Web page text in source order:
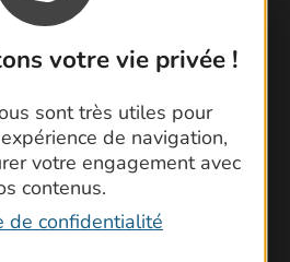
votre vie privée !
sont très utiles pour
de navigation,
votre engagement avec
contenus.
de confidentialité
nous !
Brochures
et Topoguides
Gard